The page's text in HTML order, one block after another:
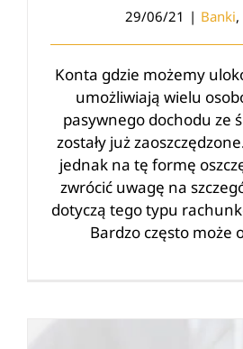
29/06/21 | Banki,
Konta gdzie możemy
umożliwiają wielu
pasywnego dochodu ze
zostały już
jednak na tę formę
zwrócić uwagę na
dotyczą tego typu
Bardzo często może